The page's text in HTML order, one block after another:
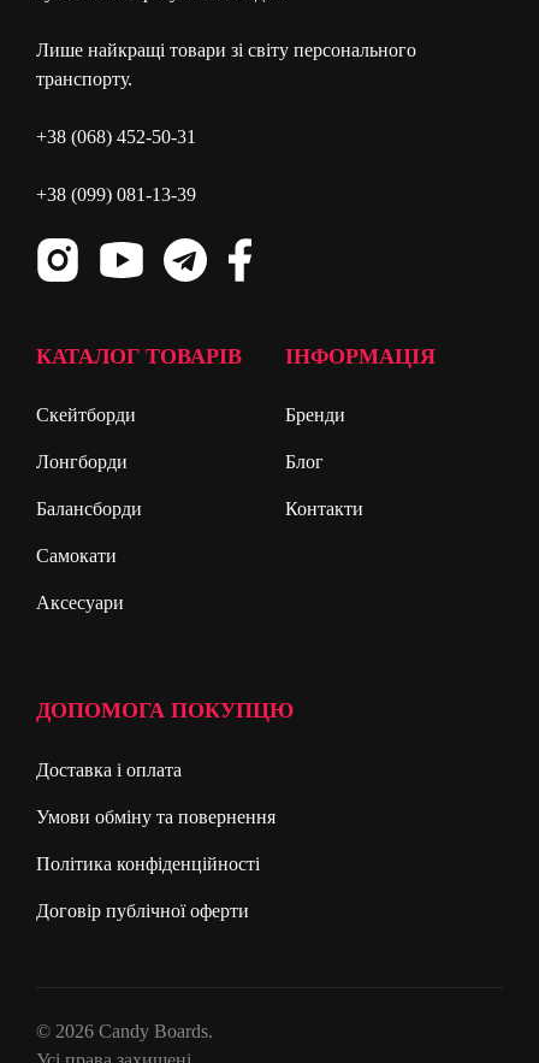
Лише найкращі товари зі світу персонального
транспорту.
+38 (068) 452-50-31
+38 (099) 081-13-39
КАТАЛОГ ТОВАРІВ
Скейтборди
Лонгборди
Балансборди
Самокати
Аксесуари
ІНФОРМАЦІЯ
Бренди
Блог
Контакти
ДОПОМОГА ПОКУПЦЮ
Доставка і оплата
Умови обміну та повернення
Політика конфіденційності
Договір публічної оферти
© 2026 Candy Boards.